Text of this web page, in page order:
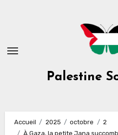
Palestine
Accueil 2025 octobre
2
À Gaza, la petite Jana